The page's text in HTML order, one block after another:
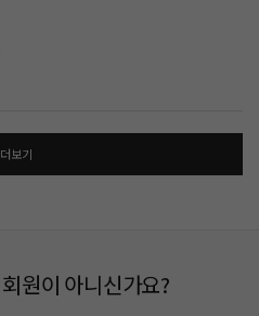
더보기
회원이 아니신가요?